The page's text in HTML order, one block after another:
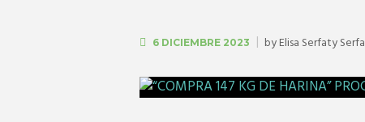
6 DICIEMBRE 2023 byElisa Serfaty